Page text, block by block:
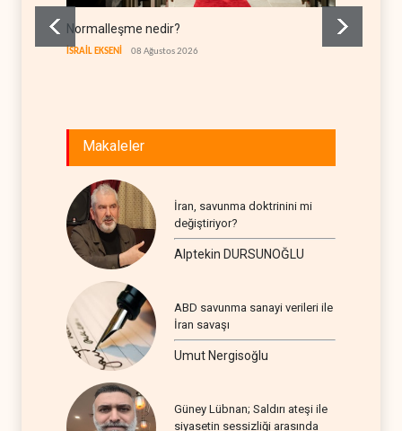
Normalleşme nedir?
İSRAİL EKSENİ 08 Ağustos 2026
Makaleler
İran, savunma doktrinini mi
değiştiriyor?
Alptekin DURSUNOĞLU
ABD savunma sanayi verileri ile
İran savaşı
Umut Nergisoğlu
Güney Lübnan; Saldırı ateşi ile
siyasetin sessizliği arasında